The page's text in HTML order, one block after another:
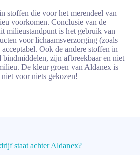
stoffen die voor het merendeel van
voorkomen. Conclusie van de
milieustandpunt is het gebruik van
voor lichaamsverzorging (zoals
Ook de andere stoffen in
zijn afbreekbaar en niet
De kleur groen van Aldanex is
niet voor niets gekozen!
staat achter Aldanex?